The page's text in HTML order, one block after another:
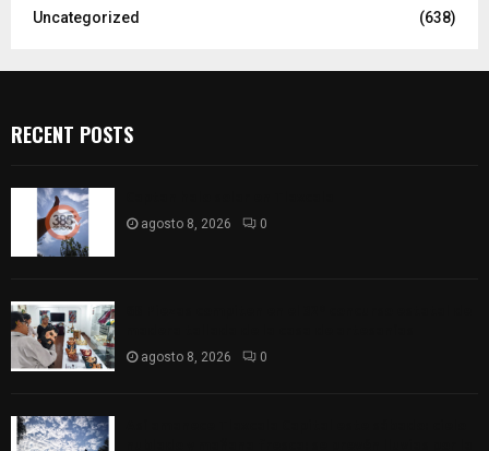
Uncategorized
(638)
RECENT POSTS
agosto 8, 2026 0
agosto 8, 2026 0